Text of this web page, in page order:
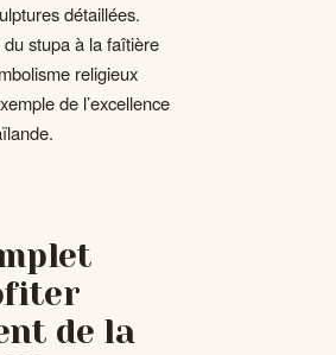
détaillées.
stupa à la faîtière
religieux
de l’excellence
de la